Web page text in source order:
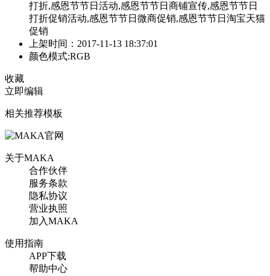
打折,感恩节节日活动,感恩节节日商铺宣传,感恩节节日
打折促销活动,感恩节节日微商促销,感恩节节日淘宝天猫
促销
上架时间：2017-11-13 18:37:01
颜色模式:RGB
收藏
立即编辑
相关推荐模板
关于MAKA
合作伙伴
服务条款
隐私协议
营业执照
加入MAKA
使用指南
APP下载
帮助中心